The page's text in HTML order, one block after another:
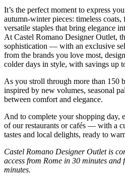
It’s the perfect moment to express
autumn-winter pieces: timeless
versatile staples that bring elegance
At Castel Romano Designer Outlet,
sophistication — with an exclusive
from the brands you love most,
colder days in style, with savings up
As you stroll through more than 150
inspired by new volumes, seasonal
between comfort and elegance.
And to complete your shopping day,
of our restaurants or cafés — with a
tastes and local delights, ready to
Castel Romano Designer Outlet is
access from Rome in 30 minutes
minutes.